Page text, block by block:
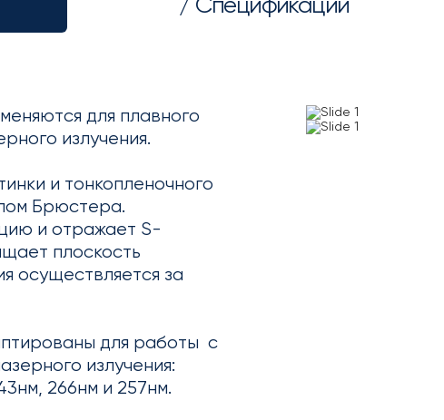
/ Спецификации
для плавного
излучения.
и тонкопленочного
Брюстера.
и отражает S-
плоскость
осуществляется за
для работы с
излучения:
266нм и 257нм.